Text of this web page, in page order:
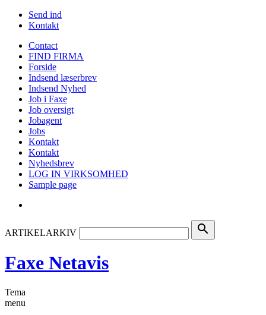
Send ind
Kontakt
Contact
FIND FIRMA
Forside
Indsend læserbrev
Indsend Nyhed
Job i Faxe
Job oversigt
Jobagent
Jobs
Kontakt
Kontakt
Nyhedsbrev
LOG IN VIRKSOMHED
Sample page
ARTIKELARKIV search
Faxe Netavis
Tema
menu